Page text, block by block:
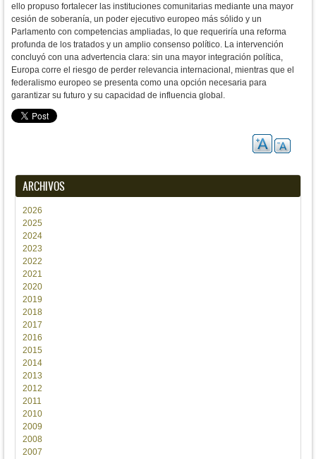
ello propuso fortalecer las instituciones comunitarias mediante una mayor
cesión de soberanía, un poder ejecutivo europeo más sólido y un
Parlamento con competencias ampliadas, lo que requeriría una reforma
profunda de los tratados y un amplio consenso político. La intervención
concluyó con una advertencia clara: sin una mayor integración política,
Europa corre el riesgo de perder relevancia internacional, mientras que el
federalismo europeo se presenta como una opción necesaria para
garantizar su futuro y su capacidad de influencia global.
ARCHIVOS
2026
2025
2024
2023
2022
2021
2020
2019
2018
2017
2016
2015
2014
2013
2012
2011
2010
2009
2008
2007